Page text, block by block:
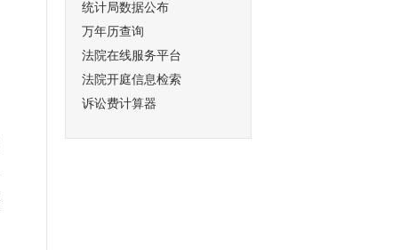
统计局数据公布
万年历查询
法院在线服务平台
法院开庭信息检索
诉讼费计算器